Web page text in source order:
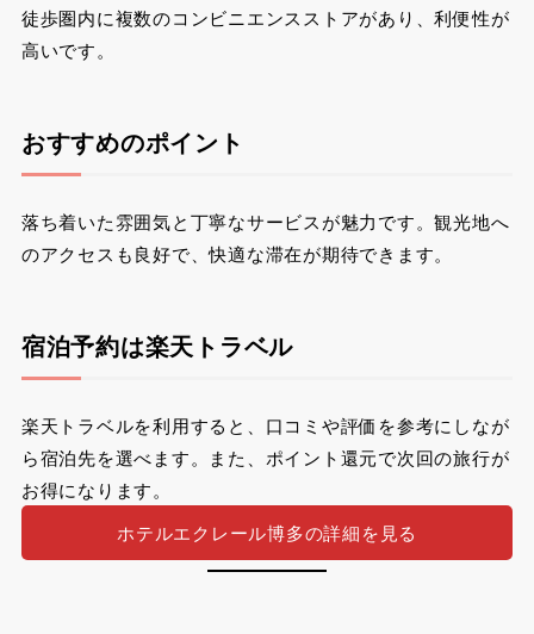
徒歩圏内に複数のコンビニエンスストアがあり、利便性が
高いです。
おすすめのポイント
落ち着いた雰囲気と丁寧なサービスが魅力です。観光地へ
のアクセスも良好で、快適な滞在が期待できます。
宿泊予約は楽天トラベル
楽天トラベルを利用すると、口コミや評価を参考にしなが
ら宿泊先を選べます。また、ポイント還元で次回の旅行が
お得になります。
ホテルエクレール博多の詳細を見る